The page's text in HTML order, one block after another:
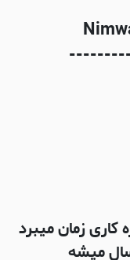
سفارش ها 7 تا 10 روزه کاری زمان میبرد
میشه